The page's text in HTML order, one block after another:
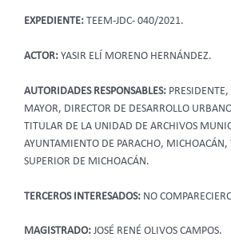
EXPEDIENTE: TEEM-JDC- 040/2021.
ACTOR: YASIR ELÍ MORENO HERNÁNDEZ.
AUTORIDADES RESPONSABLES:
MAYOR, DIRECTOR DE DESARROLLO
TITULAR DE LA UNIDAD DE ARCHIVOS
AYUNTAMIENTO DE PARACHO, MICHOACÁN,
SUPERIOR DE MICHOACÁN.
TERCEROS INTERESADOS: NO
MAGISTRADO: JOSÉ RENÉ OLIVOS CAMPOS.